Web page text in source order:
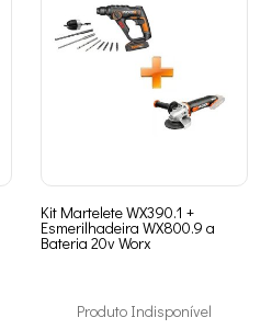
Kit Martelete WX390.1 +
Esmerilhadeira WX800.9 a
Bateria 20v Worx
Produto Indisponível